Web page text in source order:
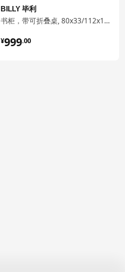
BILLY 毕利
书柜，带可折叠桌, 80x33/112x106 厘米
¥999.00
¥ 999.00